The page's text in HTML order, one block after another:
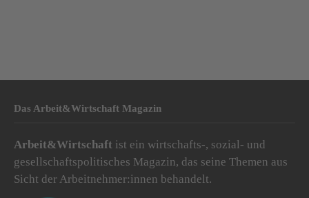
Das Arbeit&Wirtschaft Magazin
Arbeit&Wirtschaft ist ein wirtschafts-, sozial- und
gesellschaftspolitisches Magazin, das seine Themen aus
Sicht der Arbeitnehmer:innen behandelt.